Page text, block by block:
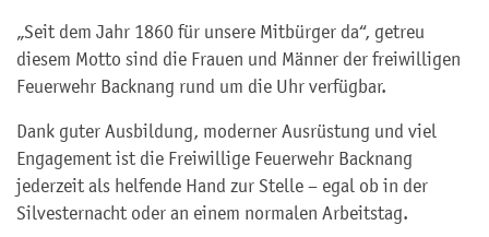
„Seit dem Jahr 1860 für unsere Mitbürger da“, getreu
diesem Motto sind die Frauen und Männer der freiwilligen
Feuerwehr Backnang rund um die Uhr verfügbar.
Dank guter Ausbildung, moderner Ausrüstung und viel
Engagement ist die Freiwillige Feuerwehr Backnang
jederzeit als helfende Hand zur Stelle – egal ob in der
Silvesternacht oder an einem normalen Arbeitstag.